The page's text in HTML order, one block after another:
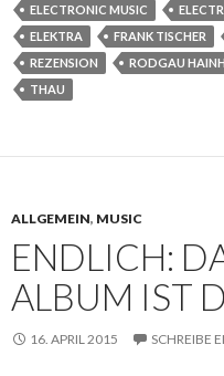
ELECTRONIC MUSIC
ELEKTRA
FRANK TISCHER
REZENSION
RODGAU
THAU
ALLGEMEIN, MUSIC
ENDLICH:
ALBUM IST
16. APRIL 2015 SCHREIBE